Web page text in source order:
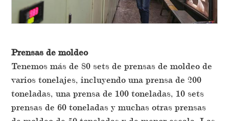
Prensas de moldeo
Tenemos más de 80 sets de prensas de moldeo de
varios tonelajes, incluyendo una prensa de 200
toneladas, una prensa de 100 toneladas, 10 sets
prensas de 60 toneladas y muchas otras prensas